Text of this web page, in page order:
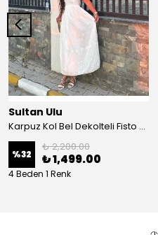
Sultan Ulu
Karpuz Kol Bel Dekolteli Fisto Uzun Elbise - Beyaz
%32
₺ 2,200.00
₺ 1,499.00
4 Beden 1 Renk